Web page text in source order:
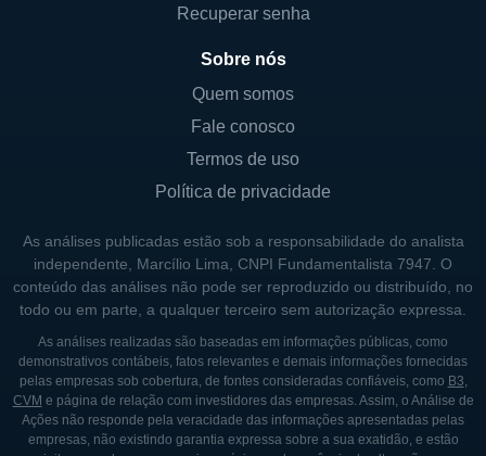
Recuperar senha
Sobre nós
Quem somos
Fale conosco
Termos de uso
Política de privacidade
As análises publicadas estão sob a responsabilidade do analista
independente, Marcílio Lima, CNPI Fundamentalista 7947. O
conteúdo das análises não pode ser reproduzido ou distribuído, no
todo ou em parte, a qualquer terceiro sem autorização expressa.
As análises realizadas são baseadas em informações públicas, como
demonstrativos contábeis, fatos relevantes e demais informações fornecidas
pelas empresas sob cobertura, de fontes consideradas confiáveis, como B3,
CVM e página de relação com investidores das empresas. Assim, o Análise de
Ações não responde pela veracidade das informações apresentadas pelas
empresas, não existindo garantia expressa sobre a sua exatidão, e estão